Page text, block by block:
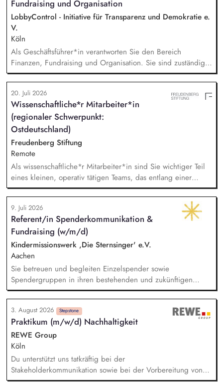
kontinuierlichen Optimierung und Weiterentwicklung.
Fundraising und Organisation
LobbyControl - Initiative für Transparenz und Demokratie e.
V.
Köln
Als Geschäftsführer*in verantworten Sie den Bereich
Finanzen, Fundraising und Organisation. Sie sind zuständig
für die Finanzplanung, das Controlling und die Organisation
des Rechnungswesens. Sie leiten das Fundraising-Team und
entwickeln eine nachhaltige Fundraising Strategie. Sie sind
verantwortlich für das Personalmanagement und die operative
Steuerung von Prozessen zur Organisationsentwicklung.
20. Juli 2026
Wissenschaftliche*r Mitarbeiter*in
(regionaler Schwerpunkt:
Ostdeutschland)
Freudenberg Stiftung
Remote
Als wissenschaftliche*r Mitarbeiter*in sind Sie wichtiger Teil
eines kleinen, operativ tätigen Teams, das entlang einer
klaren Programmatik langfristig soziale Innovation
implementiert. Sie unterstützen die Geschäftsführung bei der
Umsetzung der Stiftungsprogrammatik und entwickeln dabei
die Internationalisierungsstrategie der Stiftung weiter. Sie
übersetzen wissenschaftliche Erkenntnisse in
alltagsangebundene Handlungsansätze entlang unserer
Stiftungsprogrammatik.
9. Juli 2026
Referent/in Spenderkommunikation &
Fundraising (w/m/d)
Kindermissionswerk ,Die Sternsinger' e.V.
Aachen
Sie betreuen und begleiten Einzelspender sowie
Spendergruppen in ihren bestehenden und zukünftigen
Projektpartnerschaften (Kooperationsprojekte zwischen
deutschen Spendergruppen und internationalen
Entwicklungshilfeprojekten) und fördern den Aufbau
langfristiger, vertrauensvoller Beziehungen.
Spenderbetreuung - Kommunikation und Abstimmung zu
Projekten, Budgets und Spendenaufkommen; Identifikation
geeigneter Projekte, deeskalierende Kommunikation bei
Problemen mit Projekten in enger Abstimmung mit dem
Vorstand und beteiligten Kolleg/innen.
3. August 2026 Stepstone
Praktikum (m/w/d) Nachhaltigkeit
REWE Group
Köln
Du unterstützt uns tatkräftig bei der
Stakeholderkommunikation sowie bei der Vorbereitung von
internen und externen Veranstaltungen. Du unterstützt